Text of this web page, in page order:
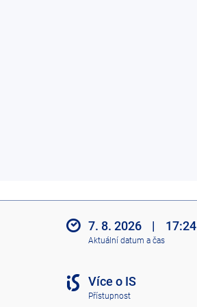
7. 8. 2026 | 17:24
Aktuální datum a čas
Více o IS
Přístupnost